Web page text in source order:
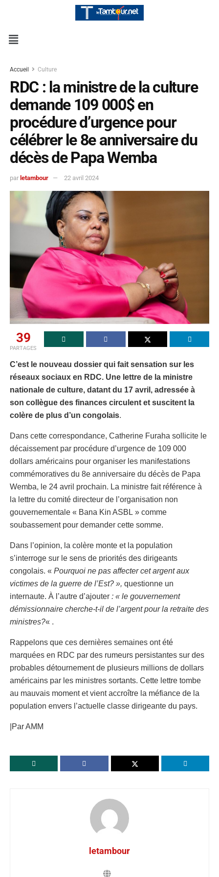
Accueil Culture
RDC : la ministre de la culture
demande 109 000$ en
procédure d’urgence pour
célébrer le 8e anniversaire du
décès de Papa Wemba
par letambour 22 avril 2024
39
PARTAGES
C’est le nouveau dossier qui fait sensation sur les
réseaux sociaux en RDC. Une lettre de la ministre
nationale de culture, datant du 17 avril, adressée à
son collègue des finances circulent et suscitent la
colère de plus d’un congolais.
Dans cette correspondance, Catherine Furaha sollicite le
décaissement par procédure d’urgence de 109 000
dollars américains pour organiser les manifestations
commémoratives du 8e anniversaire du décès de Papa
Wemba, le 24 avril prochain. La ministre fait référence à
la lettre du comité directeur de l’organisation non
gouvernementale « Bana Kin ASBL » comme
soubassement pour demander cette somme.
Dans l’opinion, la colère monte et la population
s’interroge sur le sens de priorités des dirigeants
congolais. « Pourquoi ne pas affecter cet argent aux
victimes de la guerre de l’Est? », questionne un
internaute. À l’autre d’ajouter : « le gouvernement
démissionnaire cherche-t-il de l’argent pour la retraite des
ministres?« .
Rappelons que ces dernières semaines ont été
marquées en RDC par des rumeurs persistantes sur des
probables détournement de plusieurs millions de dollars
américains par les ministres sortants. Cette lettre tombe
au mauvais moment et vient accroître la méfiance de la
population envers l’actuelle classe dirigeante du pays.
|Par AMM
letambour